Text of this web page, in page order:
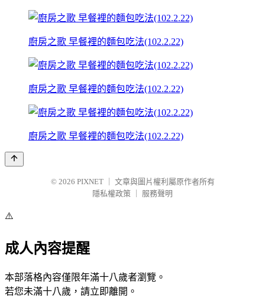
廚房之歌 早餐裡的麵包吃法(102.2.22)
廚房之歌 早餐裡的麵包吃法(102.2.22)
廚房之歌 早餐裡的麵包吃法(102.2.22)
© 2026 PIXNET
文章與圖片權利屬原作者所有
隱私權政策
服務聲明
⚠️
成人內容提醒
本部落格內容僅限年滿十八歲者瀏覽。
若您未滿十八歲，請立即離開。